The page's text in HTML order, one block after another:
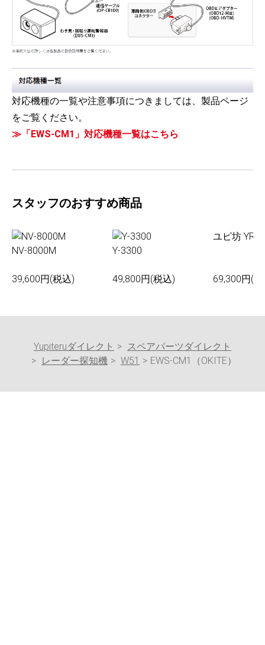
対応機種の一覧や注意事項につきましては、製品ページ
をご覧ください。
≫「EWS-CM1」対応機種一覧はこちら
スタッフのおすすめ商品
NV-8000M
39,600円(税込)
Y-3300
49,800円(税込)
ユピ坊 YR-
69,300円(
Yupiteruダイレクト
スペアパーツダイレクト
レーダー探知機
W51 EWS-CM1（OKITE）